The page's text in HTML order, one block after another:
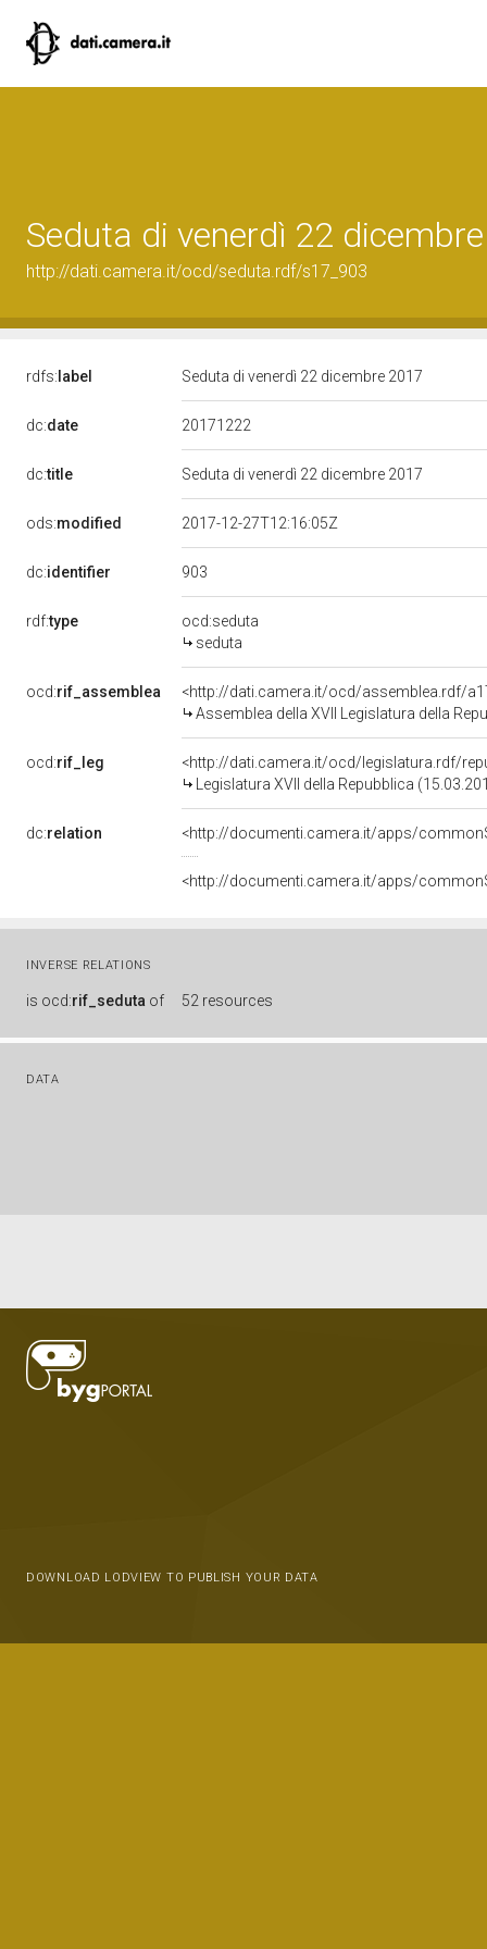
Seduta di venerdì 22
http://dati.camera.it/ocd/seduta.rdf/s17_903
rdfs: label Seduta di venerdì 22 dicembre 2017
dc:date 20171222
dc:title Seduta di venerdì 22 dicembre 2017
ods:modified 2017-12-27T12:16:05Z
dc:identifier 903
rdf:type
ocd:seduta
seduta
ocd:rif_assemblea
<http://dati.camera.it/ocd/assemblea.rdf/
Assemblea della XVII Legislatura della
ocd:rif_leg
<http://dati.camera.it/ocd/legislatura.rdf/
Legislatura XVII della Repubblica
dc:relation
INVERSE RELATIONS
is ocd:rif_seduta of 52 resources
DATA
DOWNLOAD LODVIEW TO PUBLISH YOUR DATA